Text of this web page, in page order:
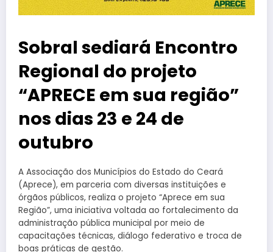
Sobral sediará Encontro
Regional do projeto
“APRECE em sua região”
nos dias 23 e 24 de
outubro
A Associação dos Municípios do Estado do Ceará
(Aprece), em parceria com diversas instituições e
órgãos públicos, realiza o projeto “Aprece em sua
Região”, uma iniciativa voltada ao fortalecimento da
administração pública municipal por meio de
capacitações técnicas, diálogo federativo e troca de
boas práticas de gestão.